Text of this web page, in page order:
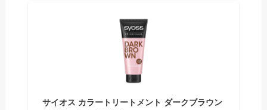
サイオス カラートリートメント ダークブラウン